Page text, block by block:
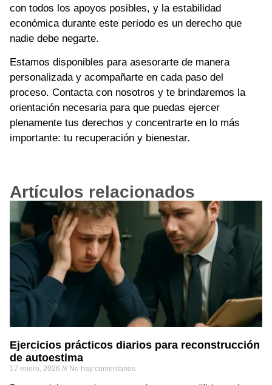
con todos los apoyos posibles, y la estabilidad
económica durante este periodo es un derecho que
nadie debe negarte.
Estamos disponibles para asesorarte de manera
personalizada y acompañarte en cada paso del
proceso. Contacta con nosotros y te brindaremos la
orientación necesaria para que puedas ejercer
plenamente tus derechos y concentrarte en lo más
importante: tu recuperación y bienestar.
Artículos relacionados
Ejercicios prácticos diarios para reconstrucción
de autoestima
17 enero, 2026 No hay comentarios